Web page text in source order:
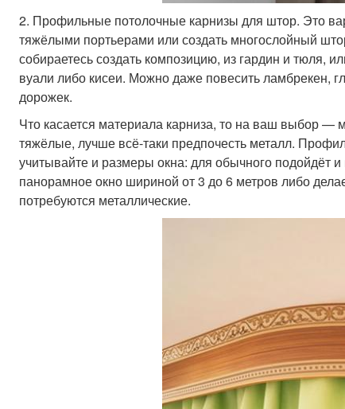
2. Профильные потолочные карнизы для штор. Это
тяжёлыми портьерами или создать многослойный
собираетесь создать композицию, из гардин и тюля,
вуали либо кисеи. Можно даже повесить ламбрекен,
дорожек.
Что касается материала карниза, то на ваш выбор
тяжёлые, лучше всё-таки предпочесть металл.
учитывайте и размеры окна: для обычного подойдёт
панорамное окно шириной от 3 до 6 метров либо
потребуются металлические.